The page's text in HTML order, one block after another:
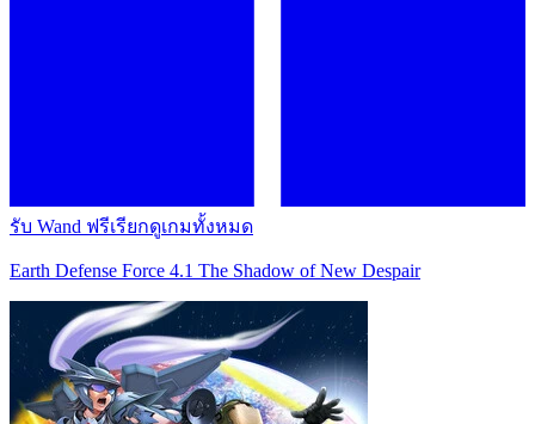
รับ Wand ฟรีเรียกดูเกมทั้งหมด
Earth Defense Force 4.1 The Shadow of New Despair